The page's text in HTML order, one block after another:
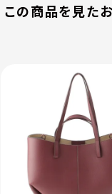
この商品を見た